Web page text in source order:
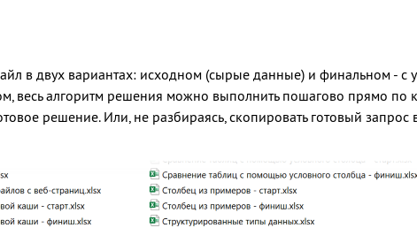
в двух вариантах: исходном (сырые данные) и финальном - с
весь алгоритм решения можно выполнить пошагово прямо по
решение. Или, не разбираясь, скопировать готовый запрос